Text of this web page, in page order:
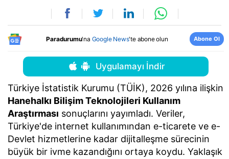
Paradurumu'na Google News'te abone olun Abone Ol
Uygulamayı İndir
Türkiye İstatistik Kurumu (TÜİK), 2026 yılına ilişkin
Hanehalkı Bilişim Teknolojileri Kullanım
Araştırması sonuçlarını yayımladı. Veriler,
Türkiye'de internet kullanımından e-ticarete ve e-
Devlet hizmetlerine kadar dijitalleşme sürecinin
büyük bir ivme kazandığını ortaya koydu. Yaklaşık